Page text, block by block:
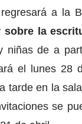
a la
sobre la
niñas de a
el lunes 28
tarde en la
se